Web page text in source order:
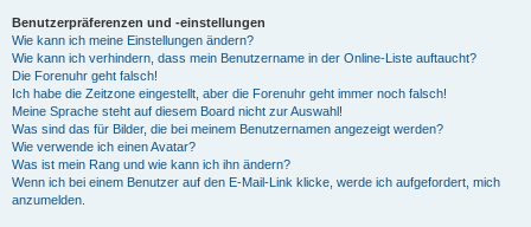
Benutzerpräferenzen und -einstellungen
Wie kann ich meine Einstellungen ändern?
Wie kann ich verhindern, dass mein Benutzername in der Online-Liste auftaucht?
Die Forenuhr geht falsch!
Ich habe die Zeitzone eingestellt, aber die Forenuhr geht immer noch falsch!
Meine Sprache steht auf diesem Board nicht zur Auswahl!
Was sind das für Bilder, die bei meinem Benutzernamen angezeigt werden?
Wie verwende ich einen Avatar?
Was ist mein Rang und wie kann ich ihn ändern?
Wenn ich bei einem Benutzer auf den E-Mail-Link klicke, werde ich aufgefordert, mich
anzumelden.